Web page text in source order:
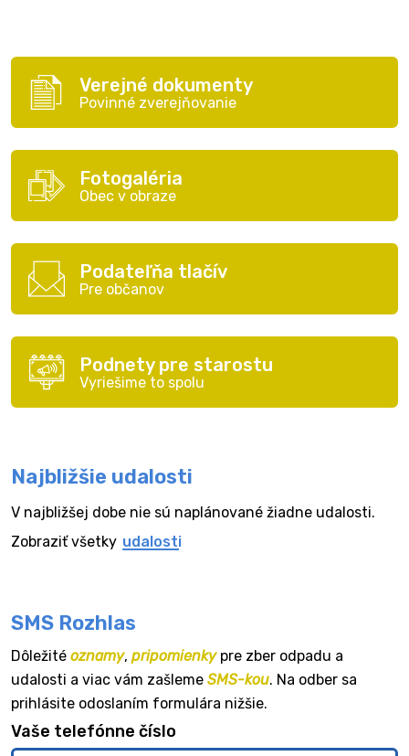
Verejné dokumenty
Povinné zverejňovanie
Fotogaléria
Obec v obraze
Podateľňa tlačív
Pre občanov
Podnety pre starostu
Vyriešime to spolu
Najbližšie udalosti
V najbližšej dobe nie sú naplánované žiadne udalosti.
Zobraziť všetky udalosti
SMS Rozhlas
Dôležité oznamy, pripomienkypre zber odpadu a
udalosti a viac vám zašleme SMS-kou. Na odber sa
prihlásite odoslaním formulára nižšie.
Vaše telefónne číslo